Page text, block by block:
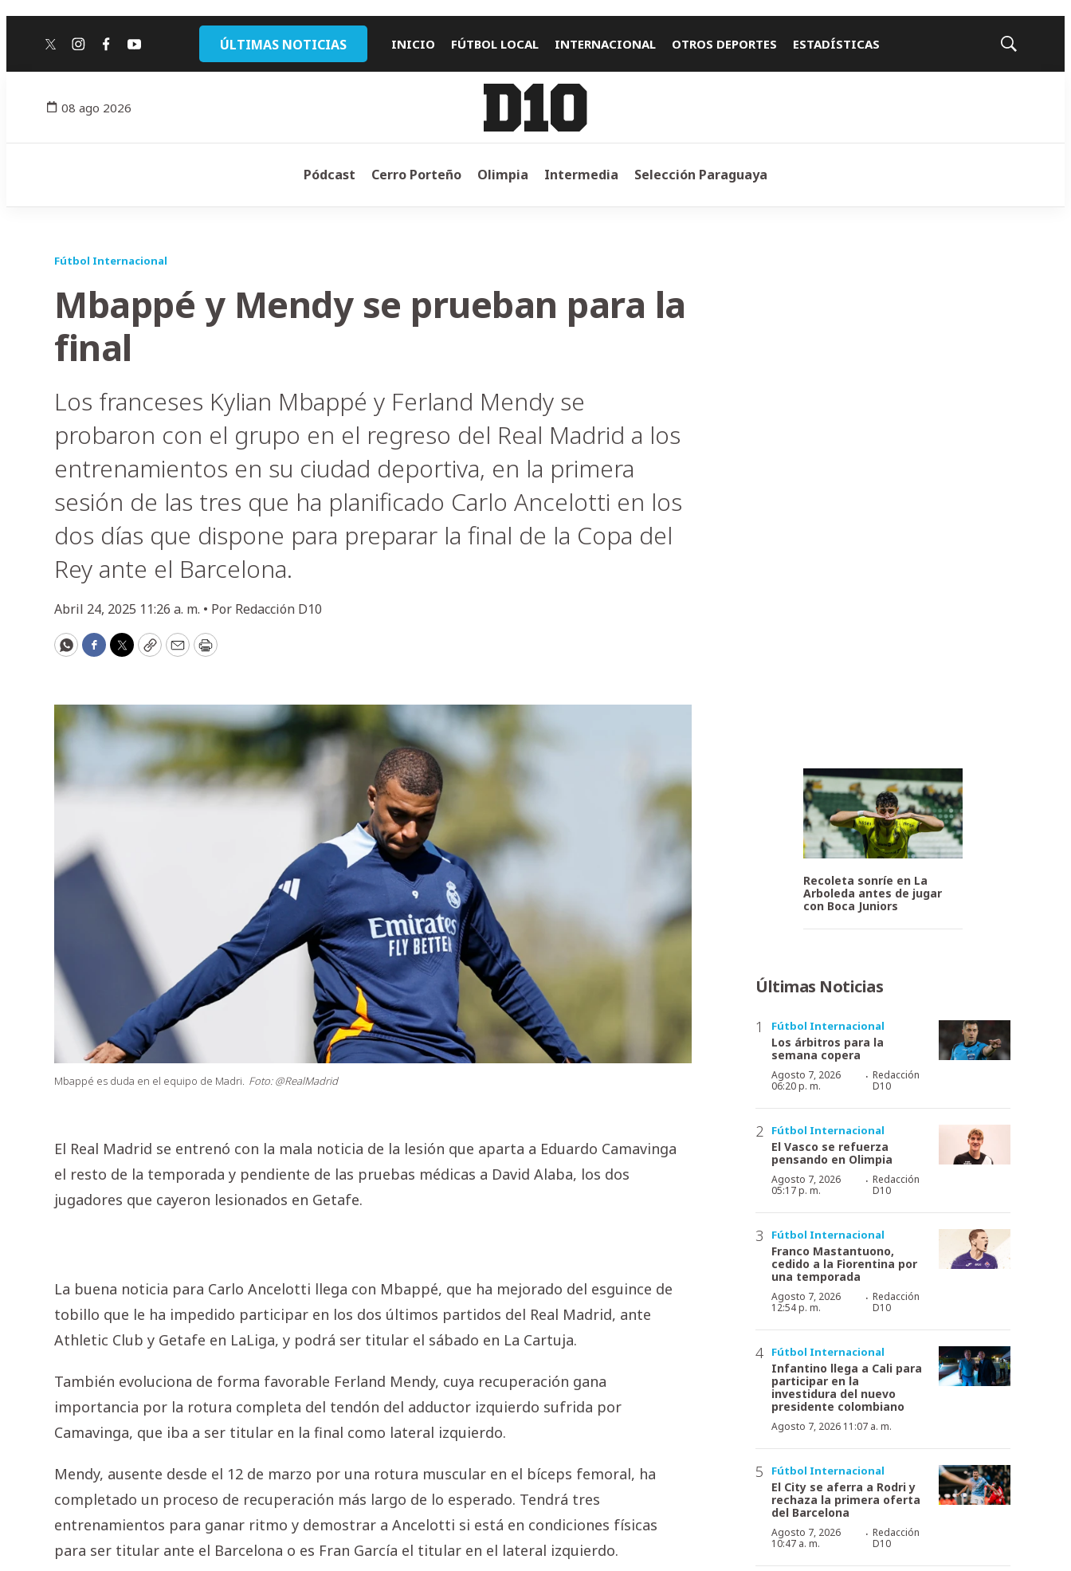
twitterinstagram
facebook
youtube ÚLTIMAS NOTICIAS INICIO FÚTBOL LOCAL INTERNACIONAL OTROS DEPORTES ESTADÍSTICAS
Mostrar
08 ago 2026
Pódcast Cerro Porteño Olimpia Intermedia Selección Paraguaya
Fútbol Internacional
Mbappé y Mendy se prueban para la
final
Los franceses Kylian Mbappé y Ferland Mendy se
probaron con el grupo en el regreso del Real Madrid a los
entrenamientos en su ciudad deportiva, en la primera
sesión de las tres que ha planificado Carlo Ancelotti en los
dos días que dispone para preparar la final de la Copa del
Rey ante el Barcelona.
Abril 24, 2025 11:26 a. m. • Por Redacción D10
WhatsApp
Facebook
Twitter
CopyEmailPrint
Mbappé es duda en el equipo de Madri. Foto: @RealMadrid
El Real Madrid se entrenó con la mala noticia de la lesión que aparta a Eduardo Camavinga
el resto de la temporada y pendiente de las pruebas médicas a David Alaba, los dos
jugadores que cayeron lesionados en Getafe.
La buena noticia para Carlo Ancelotti llega con Mbappé, que ha mejorado del esguince de
tobillo que le ha impedido participar en los dos últimos partidos del Real Madrid, ante
Athletic Club y Getafe en LaLiga, y podrá ser titular el sábado en La Cartuja.
También evoluciona de forma favorable Ferland Mendy, cuya recuperación gana
importancia por la rotura completa del tendón del adductor izquierdo sufrida por
Camavinga, que iba a ser titular en la final como lateral izquierdo.
Mendy, ausente desde el 12 de marzo por una rotura muscular en el bíceps femoral, ha
completado un proceso de recuperación más largo de lo esperado. Tendrá tres
entrenamientos para ganar ritmo y demostrar a Ancelotti si está en condiciones físicas
para ser titular ante el Barcelona o es Fran García el titular en el lateral izquierdo.
Recoleta sonríe en La
Arboleda antes de jugar
con Boca Juniors
Últimas Noticias
Fútbol Internacional
Los árbitros para la
semana copera
Agosto 7, 2026
06:20 p. m.
· Redacción
D10
Fútbol Internacional
El Vasco se refuerza
pensando en Olimpia
Agosto 7, 2026
05:17 p. m.
· Redacción
D10
Fútbol Internacional
Franco Mastantuono,
cedido a la Fiorentina por
una temporada
Agosto 7, 2026
12:54 p. m.
· Redacción
D10
Fútbol Internacional
Infantino llega a Cali para
participar en la
investidura del nuevo
presidente colombiano
Agosto 7, 2026 11:07 a. m.
Fútbol Internacional
El City se aferra a Rodri y
rechaza la primera oferta
del Barcelona
Agosto 7, 2026
10:47 a. m.
· Redacción
D10